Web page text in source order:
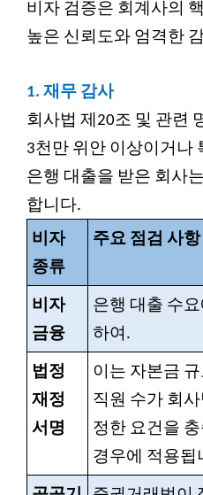
비자 검증은 회계사의
높은 신뢰도와 엄격한
1. 재무 감사
회사법 제20조 및 관련
3천만 위안 이상이거나
은행 대출을 받은 회사
합니다.
비자
종류
주요 점검 사항
비자
금융
은행 대출 수
하여.
법정
재정
서명
이는 자본금
직원 수가 회사
정한 요건을
경우에 적용됩